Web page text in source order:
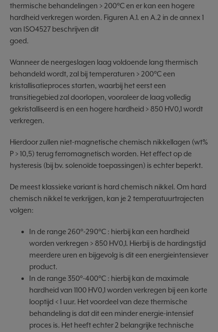
thermische behandelingen > 200°C en er kan een hogere
hardheid verkregen worden. Figuren A.1. en A.2 in de annex 1
van ISO4527 beschrijven dit
goed.
Wanneer de neergeslagen laag voldoende lang thermisch
behandeld wordt, zal bij temperaturen > 200°C een
kristallisatieproces starten, waarbij het eerst een
transitiegebied zal doorlopen, vooraleer de laag volledig
gekristalliseerd is en een hogere hardheid > 850 HV0,1 wordt
verkregen.
Hierdoor zullen niet-magnetische chemisch nikkellagen (wt%
P > 10,5) terug ferromagnetisch worden. Het effect op de
hysteresis (bij bv. solenoïde toepassingen) is echter beperkt.
De meest klassieke variant is hard chemisch nikkel. Om hard
chemisch nikkel te verkrijgen, kan je 2 temperatuurtrajecten
volgen:
In de range 260°-290°C : hierbij kan een hardheid
worden verkregen > 850 HV0,1. Hierbij is de hardingstijd
meerdere uren en bijgevolg is dit een energieintensiever
product.
In de range 350°-400°C : hierbij kan de maximale
hardheid van 1100 HV0,1 worden verkregen bij een korte
looptijd < 1 uur. Het voordeel van deze thermische
behandeling is dat dit een minder energie-intensief
proces is. Het heeft echter 2 belangrijke technische